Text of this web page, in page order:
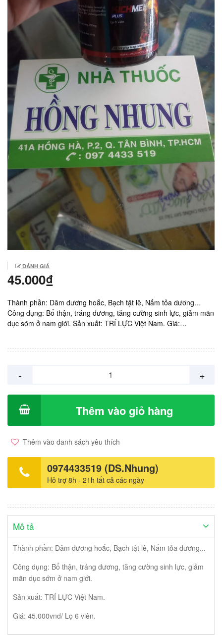
ĐÁNH GIÁ
45.000₫
Thành phần: Dâm dương hoắc, Bạch tật lê, Nấm tỏa dương...
Công dụng: Bổ thận, tráng dương, tăng cường sinh lực, giảm mãn
dục sớm ở nam giới. Sản xuất: TRÍ LỰC Việt Nam. Giá:
- +
Thêm vào giỏ hàng
Thêm vào danh sách yêu thích
0974433519 (DS.Nhung)
Hỗ trợ 8h - 21h tất cả các ngày
Mô tả
Thành phần: Dâm dương hoắc, Bạch tật lê, Nấm tỏa dương...
Công dụng: Bổ thận, tráng dương, tăng cường sinh lực, giảm
mãn dục sớm ở nam giới.
Sản xuất: TRÍ LỰC Việt Nam.
Giá: 45.000vnd/ Lọ 6 viên.